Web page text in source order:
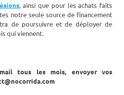
, ainsi que pour les achats faits
notre seule source de financement
de poursuivre et de déployer de
qui viennent.
tous les mois, envoyer vos